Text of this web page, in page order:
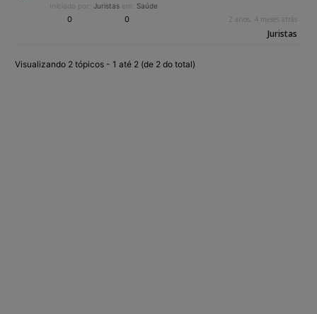
Iniciado por: Juristas em: Saúde
0 0 2 anos, 4 meses atrás
Juristas
Visualizando 2 tópicos - 1 até 2 (de 2 do total)